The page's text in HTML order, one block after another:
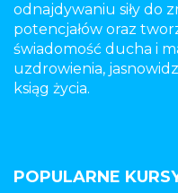
odnajdywaniu siły do
potencjałów oraz
świadomość ducha i
uzdrowienia,
ksiąg życia.
POPULARNE